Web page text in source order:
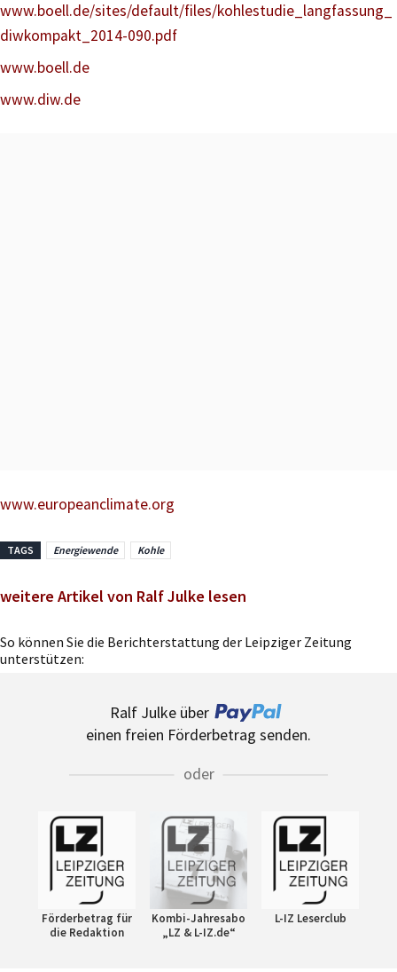
www.boell.de/sites/default/files/kohlestudie_langfassung_
diwkompakt_2014-090.pdf
www.boell.de
www.diw.de
www.europeanclimate.org
TAGS Energiewende Kohle
weitere Artikel von Ralf Julke lesen
So können Sie die Berichterstattung der Leipziger Zeitung
unterstützen:
Ralf Julke über
einen freien Förderbetrag senden.
oder
Förderbetrag für
die Redaktion
Kombi-Jahresabo
„LZ & L-IZ.de“
L-IZ Leserclub